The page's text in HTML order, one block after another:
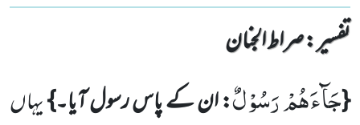
تفسیر : ‎صراط الجنان
{جَآءَهُمْ رَسُوْلٌ: ان کے پاس رسول آیا۔}یہاں